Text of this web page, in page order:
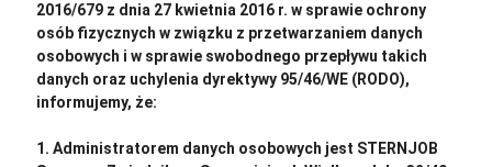
2016/679 z dnia 27 kwietnia 2016 r. w sprawie ochrony
osób fizycznych w związku z przetwarzaniem danych
osobowych i w sprawie swobodnego przepływu takich
danych oraz uchylenia dyrektywy 95/46/WE (RODO),
informujemy, że:
1. Administratorem danych osobowych jest STERNJOB